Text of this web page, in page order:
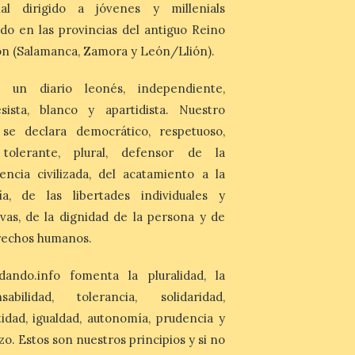
6 Ago 2026
Esta medida afecta a los
de la Fuente Baños de
Diana previstos para los
días 8, 15 y 22 de agosto,
así como al encendido extraordinario del
día 25. La reserva de agua en el estanque
«El Mar», […]
El Descenso Internacional
del Sella arranca con el
homenaje a los campeones
y el izado de las banderas
La 88.ª edición del
Descenso Internacional
del Sella reunirá este año a
dirigido a jóvenes y millenials
en las provincias del antiguo Reino
(Salamanca, Zamora y León/Llión).
un diario leonés, independiente,
blanco y apartidista. Nuestro
declara democrático, respetuoso,
tolerante, plural, defensor de la
civilizada, del acatamiento a la
de las libertades individuales y
de la dignidad de la persona y de
humanos.
fomenta la pluralidad, la
tolerancia, solidaridad,
igualdad, autonomía, prudencia y
Estos son nuestros principios y si no